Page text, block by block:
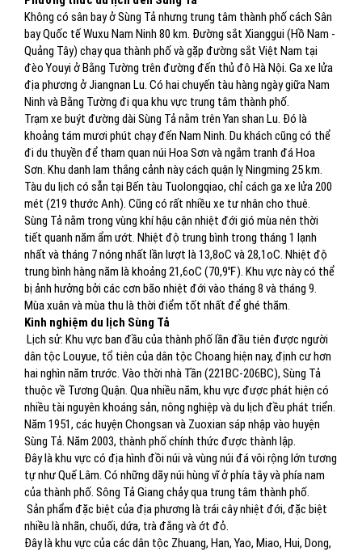
Không có sân bay ở Sùng Tả nhưng trung tâm thành phố cách Sân
bay Quốc tế Wuxu Nam Ninh 80 km. Đường sắt Xianggui (Hồ Nam -
Quảng Tây) chạy qua thành phố và gặp đường sắt Việt Nam tại
đèo Youyi ở Bằng Tường trên đường đến thủ đô Hà Nội. Ga xe lửa
địa phương ở Jiangnan Lu. Có hai chuyến tàu hàng ngày giữa Nam
Ninh và Bằng Tường đi qua khu vực trung tâm thành phố.
Trạm xe buýt đường dài Sùng Tả nằm trên Yan shan Lu. Đó là
khoảng tám mươi phút chạy đến Nam Ninh. Du khách cũng có thể
đi du thuyền để tham quan núi Hoa Sơn và ngắm tranh đá Hoa
Sơn. Khu danh lam thắng cảnh này cách quận lỵ Ningming 25 km.
Tàu du lịch có sẵn tại Bến tàu Tuolongqiao, chỉ cách ga xe lửa 200
mét (219 thước Anh). Cũng có rất nhiều xe tư nhân cho thuê.
Sùng Tả nằm trong vùng khí hậu cận nhiệt đới gió mùa nên thời
tiết quanh năm ẩm ướt. Nhiệt độ trung bình trong tháng 1 lạnh
nhất và tháng 7 nóng nhất lần lượt là 13,8oC và 28,1oC. Nhiệt độ
trung bình hàng năm là khoảng 21,6oC (70,9℉). Khu vực này có thể
bị ảnh hưởng bởi các cơn bão nhiệt đới vào tháng 8 và tháng 9.
Mùa xuân và mùa thu là thời điểm tốt nhất để ghé thăm.
Kinh nghiệm du lịch Sùng Tả
Lịch sử: Khu vực ban đầu của thành phố lần đầu tiên được người
dân tộc Louyue, tổ tiên của dân tộc Choang hiện nay, định cư hơn
hai nghìn năm trước. Vào thời nhà Tần (221BC-206BC), Sùng Tả
thuộc về Tương Quận. Qua nhiều năm, khu vực được phát hiện có
nhiều tài nguyên khoáng sản, nông nghiệp và du lịch đều phát triển.
Năm 1951, các huyện Chongsan và Zuoxian sáp nhập vào huyện
Sùng Tả. Năm 2003, thành phố chính thức được thành lập.
Đây là khu vực có địa hình đồi núi và vùng núi đá vôi rộng lớn tương
tự như Quế Lâm. Có những dãy núi hùng vĩ ở phía tây và phía nam
của thành phố. Sông Tả Giang chảy qua trung tâm thành phố.
Sản phẩm đặc biệt của địa phương là trái cây nhiệt đới, đặc biệt
nhiều là nhãn, chuối, dứa, trà đắng và ớt đỏ.
Đây là khu vực của các dân tộc Zhuang, Han, Yao, Miao, Hui, Dong,